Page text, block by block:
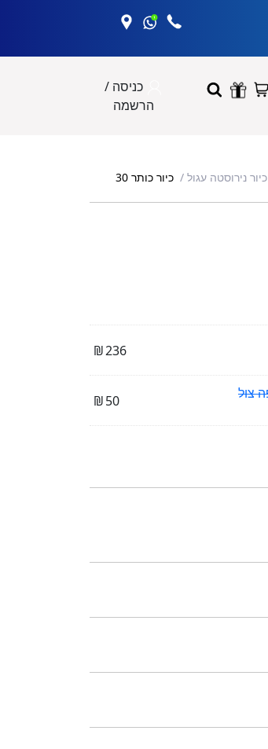
כניסה /
הרשמה
כיור נירוסטה עגול כיור כותר 30
₪236
₪50